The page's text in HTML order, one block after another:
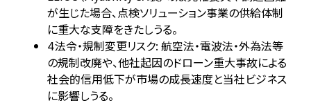
が生じた場合、点検ソリューション事業の供給体制
に重大な支障をきたしうる。
4法令・規制変更リスク: 航空法・電波法・外為法等
の規制改廃や、他社起因のドローン重大事故による
社会的信用低下が市場の成長速度と当社ビジネス
に影響しうる。